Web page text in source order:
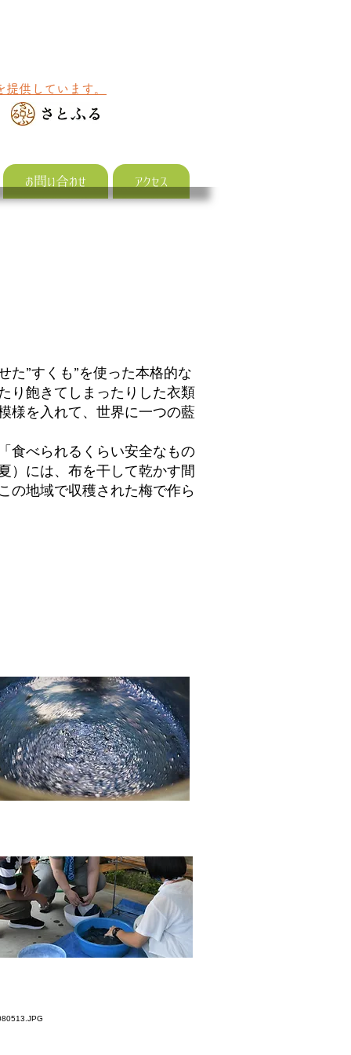
供しています。
お問い合わせ アクセス
”すくも”を使った本格的な
り飽きてしまったりした衣類
様を入れて、世界に一つの藍
食べられるくらい安全なもの
）には、布を干して乾かす間
の地域で収穫された梅で作ら